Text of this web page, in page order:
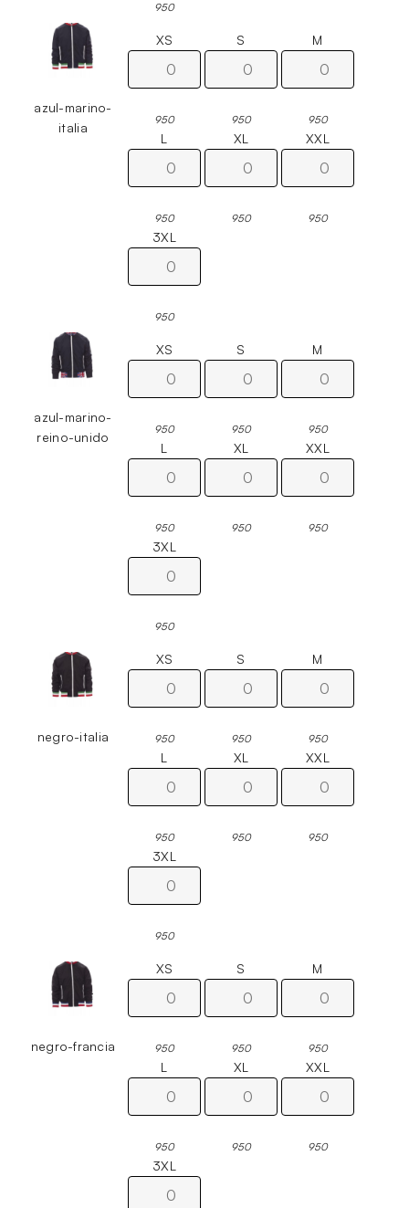
950
azul-marino-
italia
XS
950
S
950
M
950
L
950
XL
950
XXL
950
3XL
950
azul-marino-
reino-unido
XS
950
S
950
M
950
L
950
XL
950
XXL
950
3XL
950
negro-italia
XS
950
S
950
M
950
L
950
XL
950
XXL
950
3XL
950
negro-francia
XS
950
S
950
M
950
L
950
XL
950
XXL
950
3XL